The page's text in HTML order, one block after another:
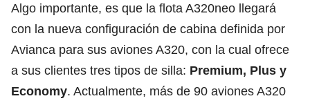
Algo importante, es que la flota A320neo llegará
con la nueva configuración de cabina definida por
Avianca para sus aviones A320, con la cual ofrece
a sus clientes tres tipos de silla: Premium, Plus y
Economy. Actualmente, más de 90 aviones A320